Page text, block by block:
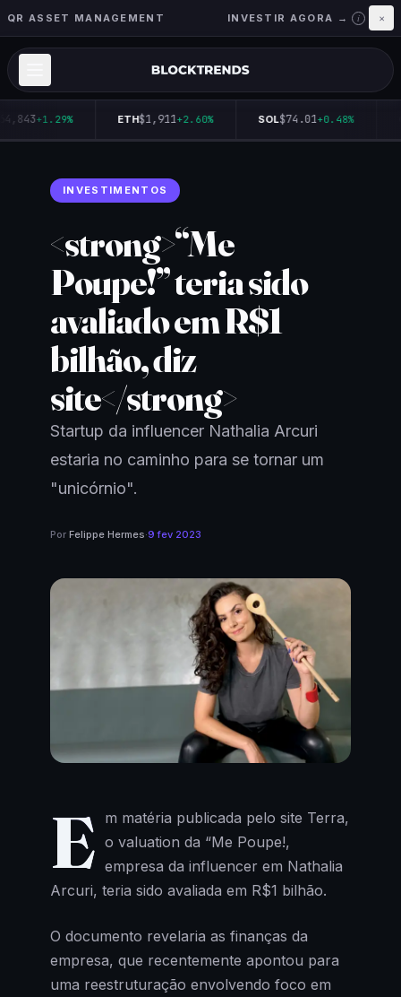
QR ASSET MANAGEMENT INVESTIR AGORA → i ×
+1.29% ETH$1,911+2.60% SOL$74.01+0.48%
INVESTIMENTOS
<strong>“Me
Poupe!” teria sido
avaliado em R$1
bilhão, diz
site</strong>
Startup da influencer Nathalia Arcuri
estaria no caminho para se tornar um
"unicórnio".
Por Felippe Hermes·9 fev 2023
E m matéria publicada pelo site Terra,
o valuation da “Me Poupe!,
empresa da influencer em Nathalia
Arcuri, teria sido avaliada em R$1 bilhão.
O documento revelaria as finanças da
empresa, que recentemente apontou para
uma reestruturação envolvendo foco em